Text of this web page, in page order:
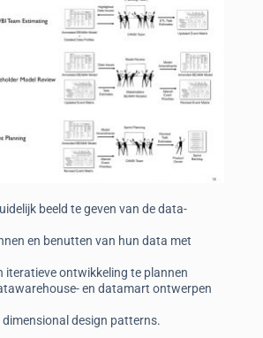
beeld te geven van de data-
en benutten van hun data met
iteratieve ontwikkeling te plannen
en datamart ontwerpen
design patterns.